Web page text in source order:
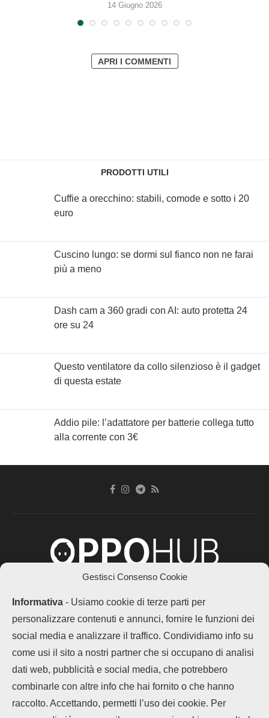
Gestisci Consenso Cookie
Informativa - Usiamo cookie di terze parti per
personalizzare contenuti e annunci, fornire le funzioni dei
social media e analizzare il traffico. Condividiamo info su
come usi il sito a nostri partner che si occupano di analisi
dati web, pubblicità e social media, che potrebbero
combinarle con altre info che hai fornito o che hanno
raccolto. Accettando, permetti l’uso dei cookie. Per
14 Giugno 2026
APRI I COMMENTI
PRODOTTI UTILI
Cuffie a orecchino: stabili, comode e sotto i 20
euro
Cuscino lungo: se dormi sul fianco non ne farai
più a meno
Dash cam a 360 gradi con AI: auto protetta 24
ore su 24
Questo ventilatore da collo silenzioso è il gadget
di questa estate
Addio pile: l’adattatore per batterie collega tutto
alla corrente con 3€
Cookie policy
Copyright © 2025 OPPOHub. Tutti i diritti riservati. Progettato e sviluppato
daTech4D di Michele Ingelido- P. IVA 04124050719
aggiornato senza alcuna periodicità. Non può pertanto considerarsi un
partecipa al Programma Affiliazione Amazon EU, un programma che eroga
ai siti una commissione pubblicitaria in cambio di pubblicità e link al sito
Amazon.it. In veste di affiliato OPPOHub riceve un guadagno dagli acquisti
idonei.